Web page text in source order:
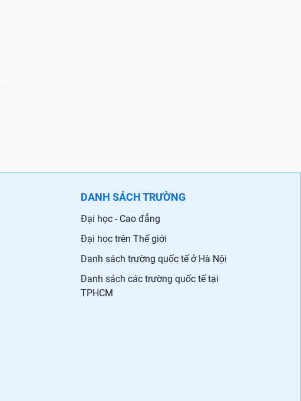
DANH SÁCH TRƯỜNG
Đại học - Cao đẳng
Đại học trên Thế giới
Danh sách trường quốc tế ở Hà Nội
Danh sách các trường quốc tế tại
TPHCM